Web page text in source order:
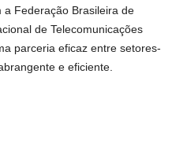
a Federação Brasileira de
de Telecomunicações
parceria eficaz entre setores-
e eficiente.